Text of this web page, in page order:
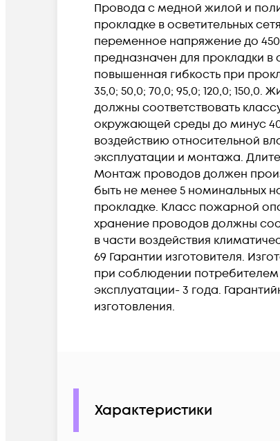
Провода с медной жилой и
прокладке в осветительных
переменное напряжение до
предназначен для прокладки в
повышенная гибкость при
35,0; 50,0; 70,0; 95,0; 120,0;
должны соответствовать
окружающей среды до минус
воздействию относительной
эксплуатации и монтажа.
Монтаж проводов должен
быть не менее 5 номинальных
прокладке. Класс пожарной
хранение проводов должны
в части воздействия
69 Гарантии изготовителя.
при соблюдении
эксплуатации- 3 года.
изготовления.
Характеристики